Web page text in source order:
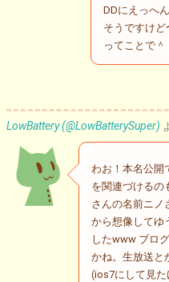
DDにえっへ
そうですけど
ってことで＾
LowBattery (@LowBatterySuper)
わお！本名公開
を関連づけるの
さんの名前ニノ
から想像してゆ
したwww ブロ
かね。生放送と
(ios7にして見た